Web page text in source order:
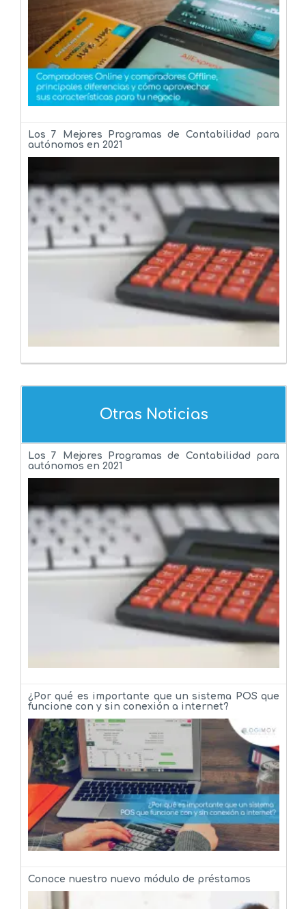
Los 7 Mejores Programas de Contabilidad para
autónomos en 2021
Otras Noticias
Los 7 Mejores Programas de Contabilidad para
autónomos en 2021
¿Por qué es importante que un sistema POS que
funcione con y sin conexión a internet?
Conoce nuestro nuevo módulo de préstamos